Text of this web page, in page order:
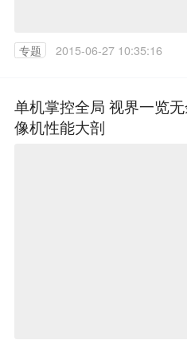
专题 2015-06-27 10:35:16
单机掌控全局 视界一览
像机性能大剖